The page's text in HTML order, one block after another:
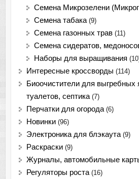
Семена Микрозелени
Семена табака (9)
Семена газонных трав (11)
Семена сидератов,
Наборы для выращивания
Интересные кроссворды (114)
Биоочистители для выгребных
туалетов, септика (7)
Перчатки для огорода (6)
Новинки (96)
Электроника для блэкаута (9)
Раскраски (9)
Журналы, автомобильные
Регуляторы роста (16)